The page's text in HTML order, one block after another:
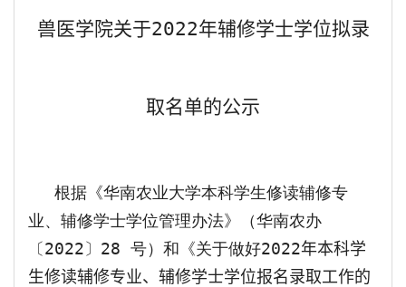
兽医学院关于2022年辅修学士学位拟录
取名单的公示
根据《华南农业大学本科学生修读辅修专
业、辅修学士学位管理办法》（华南农办
〔2022〕 28 号）和《关于做好2022年本科学
生修读辅修专业、辅修学士学位报名录取工作的